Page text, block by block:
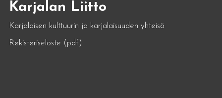
Karjalan Liitto
Karjalaisen kulttuurin ja karjalaisuuden yhteisö
Rekisteriseloste (pdf)